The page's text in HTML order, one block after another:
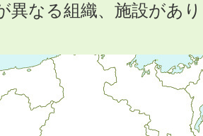
異なる組織、施設があ